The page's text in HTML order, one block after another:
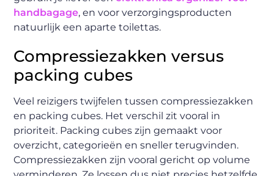
handbagage, en voor verzorgingsproducten
natuurlijk een aparte toilettas.
Compressiezakken versus
packing cubes
Veel reizigers twijfelen tussen compressiezakken
en packing cubes. Het verschil zit vooral in
prioriteit. Packing cubes zijn gemaakt voor
overzicht, categorieën en sneller terugvinden.
Compressiezakken zijn vooral gericht op volume